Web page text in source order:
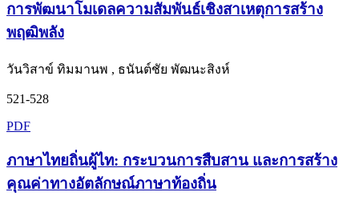
การพัฒนาโมเดลความสัมพันธ์เชิงสาเหตุการสร้าง
พฤฒิพลัง
วันวิสาข์ ทิมมานพ , ธนันต์ชัย พัฒนะสิงห์
521-528
PDF
ภาษาไทยถิ่นผู้ไท: กระบวนการสืบสาน และการสร้าง
คุณค่าทางอัตลักษณ์ภาษาท้องถิ่น